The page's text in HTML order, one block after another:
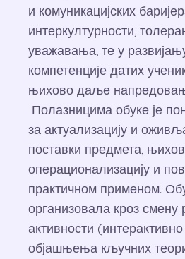
и комуникацијских
интеркултурности,
уважавања, те у
компетенције датих
њихово даље
Полазницима обуке је
за актуализацију и
поставки предмета,
операционализацију и
практичном применом.
организовала кроз смену
активности
објашњења кључних